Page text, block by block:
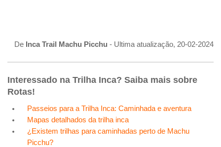
De Inca Trail Machu Picchu - Ultima atualização, 20-02-2024
Interessado na Trilha Inca? Saiba mais sobre
Rotas!
Passeios para a Trilha Inca: Caminhada e aventura
Mapas detalhados da trilha inca
¿Existem trilhas para caminhadas perto de Machu
Picchu?